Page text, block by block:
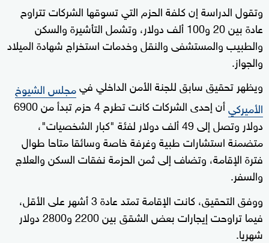
وتقول الدراسة إن كلفة الحزم التي تسوقها الشركات تتراوح
عادة بين 20 و100 ألف دولار، وتشمل التأشيرة والسكن
والطبيب والمستشفى والنقل وخدمات استخراج شهادة الميلاد
والجواز.
ويظهر تحقيق سابق للجنة الأمن الداخلي فيمجلس الشيوخ
الأميركي
أن إحدى الشركات كانت تطرح 4 حزم تبدأ من 6900
دولار وتصل إلى 49 ألف دولار لفئة "كبار الشخصيات"،
متضمنة استشارات طبية وغرفة خاصة وسائقا متاحا طوال
فترة الإقامة، وتضاف إلى ثمن الحزمة نفقات السكن والعلاج
والسفر.
ووفق التحقيق، كانت الإقامة تمتد عادة 3 أشهر على الأقل،
فيما تراوحت إيجارات بعض الشقق بين 2200 و2800 دولار
شهريا.